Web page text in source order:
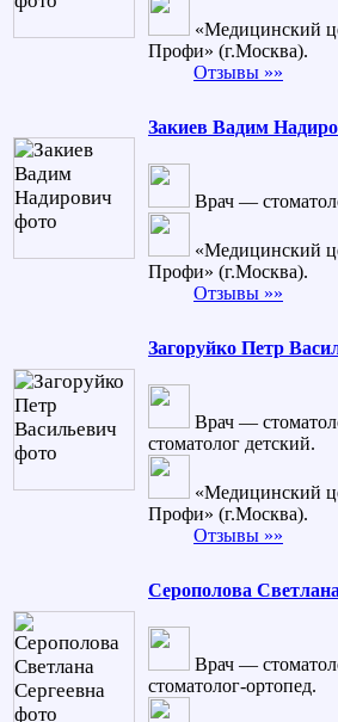
«Медицинский
Профи» (г.Москва).
Отзывы »»
Закиев Вадим
Врач —
«Медицинский
Профи» (г.Москва).
Отзывы »»
Загоруйко Петр
Врач —
стоматолог детский.
«Медицинский
Профи» (г.Москва).
Отзывы »»
Серополова
Врач —
стоматолог-ортопед.